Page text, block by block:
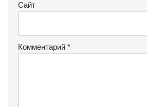
Сайт
Комментарий *